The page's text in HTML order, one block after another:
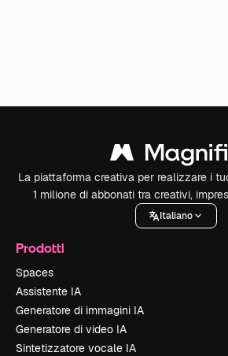
La piattaforma creativa per realizzare i
1 milione di abbonati tra creativi,
Italiano
Prodotti
Spaces
Assistente IA
Generatore di immagini IA
Generatore di video IA
Sintetizzatore vocale IA